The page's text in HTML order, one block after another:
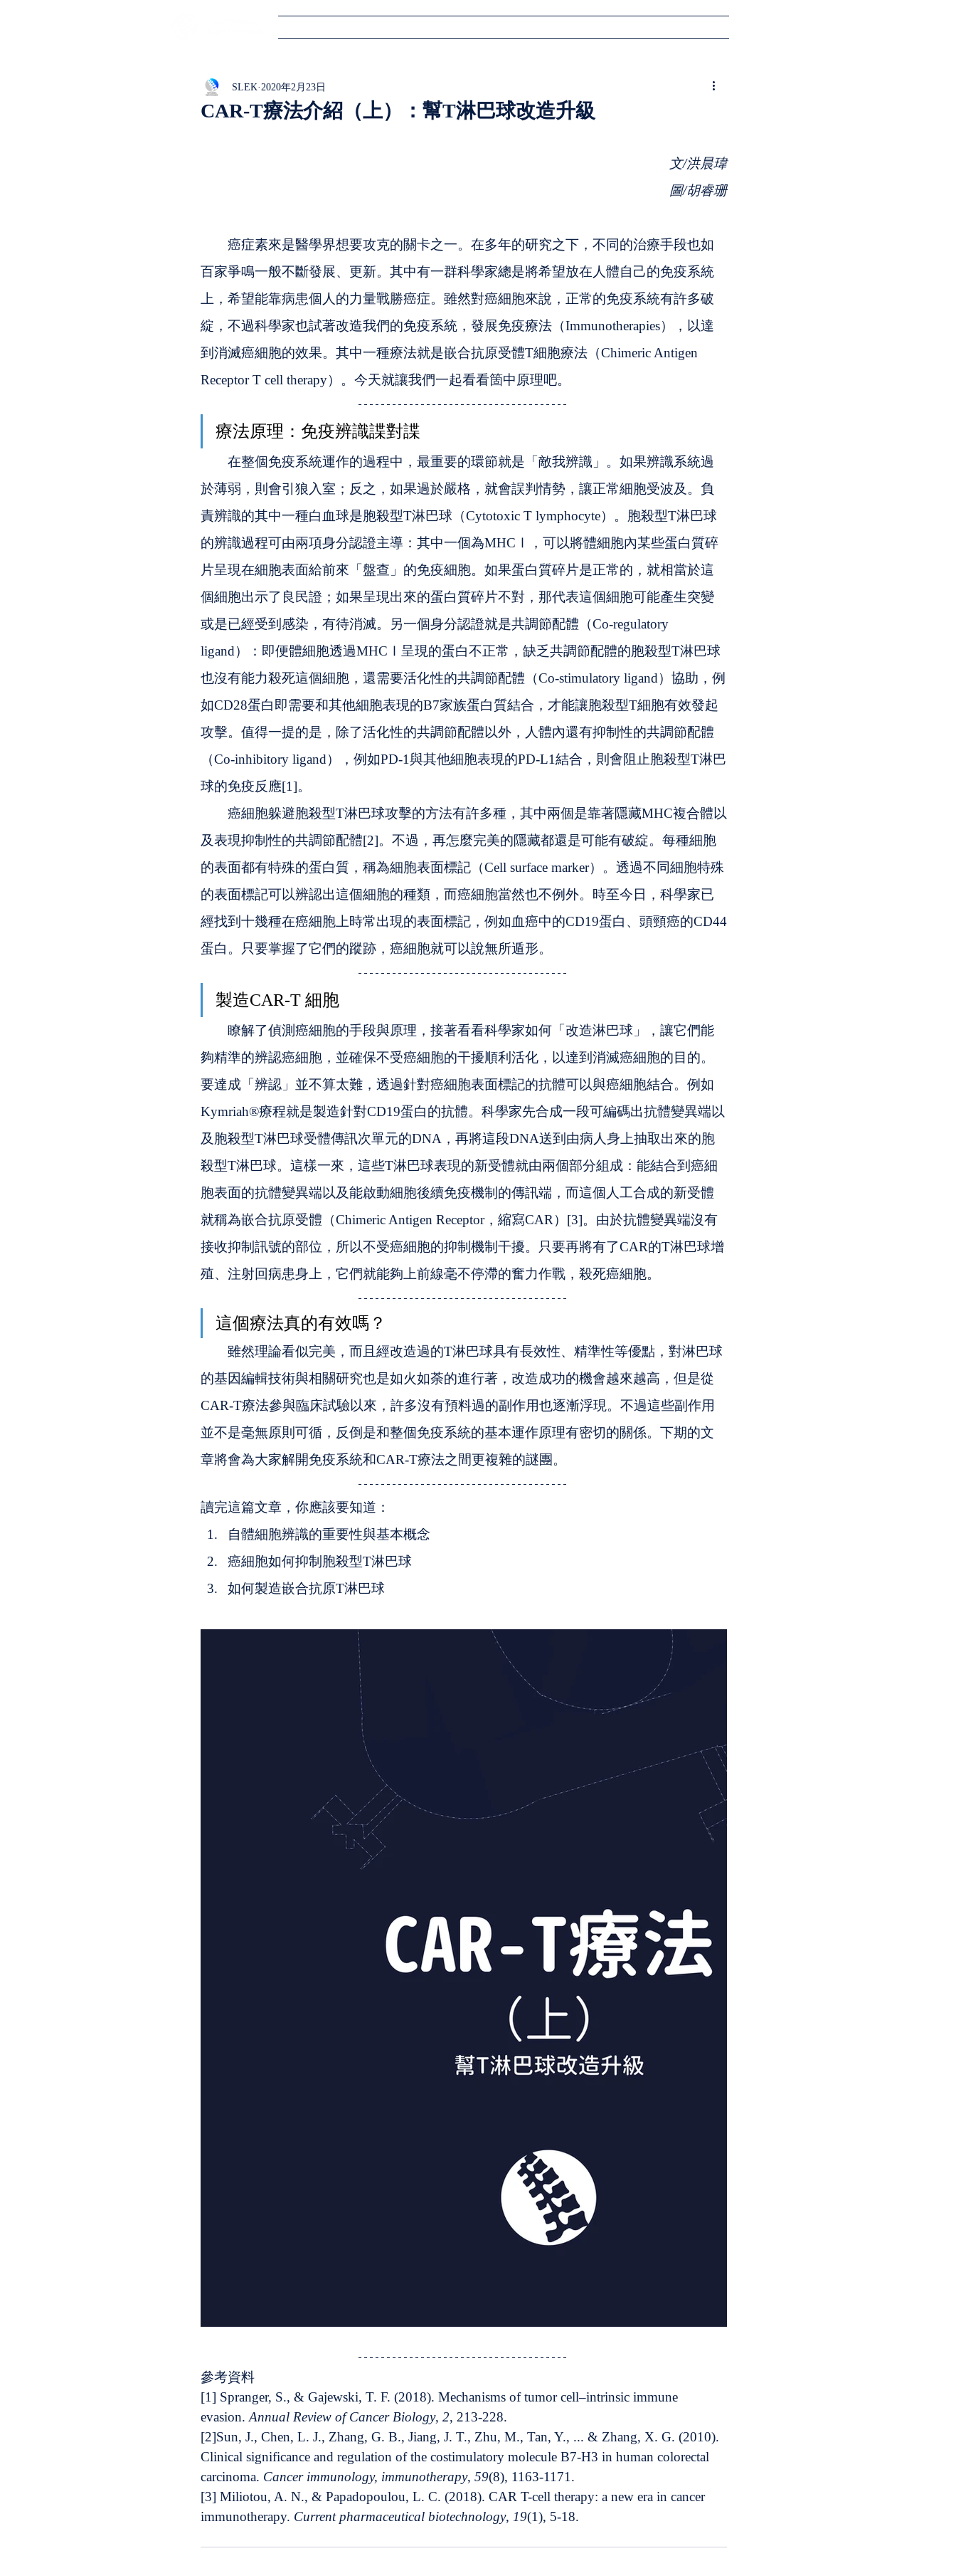
CAR-T療法介紹（上）：幫T淋巴球改造升級
SLEK 2020年2月23日
文/洪晨瑋
圖/胡睿珊
癌症素來是醫學界想要攻克的關卡之一。在多年的研究之下，不同的治療手段也如
百家爭鳴一般不斷發展、更新。其中有一群科學家總是將希望放在人體自己的免疫系統
上，希望能靠病患個人的力量戰勝癌症。雖然對癌細胞來說，正常的免疫系統有許多破
綻，不過科學家也試著改造我們的免疫系統，發展免疫療法（Immunotherapies），以達
到消滅癌細胞的效果。其中一種療法就是嵌合抗原受體T細胞療法（Chimeric Antigen
Receptor T cell therapy）。今天就讓我們一起看看箇中原理吧。
療法原理：免疫辨識諜對諜
在整個免疫系統運作的過程中，最重要的環節就是「敵我辨識」。如果辨識系統過
於薄弱，則會引狼入室；反之，如果過於嚴格，就會誤判情勢，讓正常細胞受波及。負
責辨識的其中一種白血球是胞殺型T淋巴球（Cytotoxic T lymphocyte）。胞殺型T淋巴球
的辨識過程可由兩項身分認證主導：其中一個為MHCⅠ，可以將體細胞內某些蛋白質碎
片呈現在細胞表面給前來「盤查」的免疫細胞。如果蛋白質碎片是正常的，就相當於這
個細胞出示了良民證；如果呈現出來的蛋白質碎片不對，那代表這個細胞可能產生突變
或是已經受到感染，有待消滅。另一個身分認證就是共調節配體（Co-regulatory
ligand）：即便體細胞透過MHCⅠ呈現的蛋白不正常，缺乏共調節配體的胞殺型T淋巴球
也沒有能力殺死這個細胞，還需要活化性的共調節配體（Co-stimulatory ligand）協助，例
如CD28蛋白即需要和其他細胞表現的B7家族蛋白質結合，才能讓胞殺型T細胞有效發起
攻擊。值得一提的是，除了活化性的共調節配體以外，人體內還有抑制性的共調節配體
（Co-inhibitory ligand），例如PD-1與其他細胞表現的PD-L1結合，則會阻止胞殺型T淋巴
球的免疫反應[1]。
癌細胞躲避胞殺型T淋巴球攻擊的方法有許多種，其中兩個是靠著隱藏MHC複合體以
及表現抑制性的共調節配體[2]。不過，再怎麼完美的隱藏都還是可能有破綻。每種細胞
的表面都有特殊的蛋白質，稱為細胞表面標記（Cell surface marker）。透過不同細胞特殊
的表面標記可以辨認出這個細胞的種類，而癌細胞當然也不例外。時至今日，科學家已
經找到十幾種在癌細胞上時常出現的表面標記，例如血癌中的CD19蛋白、頭頸癌的CD44
蛋白。只要掌握了它們的蹤跡，癌細胞就可以說無所遁形。
製造CAR-T 細胞
瞭解了偵測癌細胞的手段與原理，接著看看科學家如何「改造淋巴球」，讓它們能
夠精準的辨認癌細胞，並確保不受癌細胞的干擾順利活化，以達到消滅癌細胞的目的。
要達成「辨認」並不算太難，透過針對癌細胞表面標記的抗體可以與癌細胞結合。例如
Kymriah®療程就是製造針對CD19蛋白的抗體。科學家先合成一段可編碼出抗體變異端以
及胞殺型T淋巴球受體傳訊次單元的DNA，再將這段DNA送到由病人身上抽取出來的胞
殺型T淋巴球。這樣一來，這些T淋巴球表現的新受體就由兩個部分組成：能結合到癌細
胞表面的抗體變異端以及能啟動細胞後續免疫機制的傳訊端，而這個人工合成的新受體
就稱為嵌合抗原受體（Chimeric Antigen Receptor，縮寫CAR）[3]。由於抗體變異端沒有
接收抑制訊號的部位，所以不受癌細胞的抑制機制干擾。只要再將有了CAR的T淋巴球增
殖、注射回病患身上，它們就能夠上前線毫不停滯的奮力作戰，殺死癌細胞。
這個療法真的有效嗎？
雖然理論看似完美，而且經改造過的T淋巴球具有長效性、精準性等優點，對淋巴球
的基因編輯技術與相關研究也是如火如荼的進行著，改造成功的機會越來越高，但是從
CAR-T療法參與臨床試驗以來，許多沒有預料過的副作用也逐漸浮現。不過這些副作用
並不是毫無原則可循，反倒是和整個免疫系統的基本運作原理有密切的關係。下期的文
章將會為大家解開免疫系統和CAR-T療法之間更複雜的謎團。
讀完這篇文章，你應該要知道：
自體細胞辨識的重要性與基本概念
癌細胞如何抑制胞殺型T淋巴球
如何製造嵌合抗原T淋巴球
參考資料
[1] Spranger, S., & Gajewski, T. F. (2018). Mechanisms of tumor cell–intrinsic immune
evasion. Annual Review of Cancer Biology, 2, 213-228.
[2]Sun, J., Chen, L. J., Zhang, G. B., Jiang, J. T., Zhu, M., Tan, Y., ... & Zhang, X. G. (2010).
Clinical significance and regulation of the costimulatory molecule B7-H3 in human colorectal
carcinoma. Cancer immunology, immunotherapy, 59(8), 1163-1171.
[3] Miliotou, A. N., & Papadopoulou, L. C. (2018). CAR T-cell therapy: a new era in cancer
immunotherapy. Current pharmaceutical biotechnology, 19(1), 5-18.